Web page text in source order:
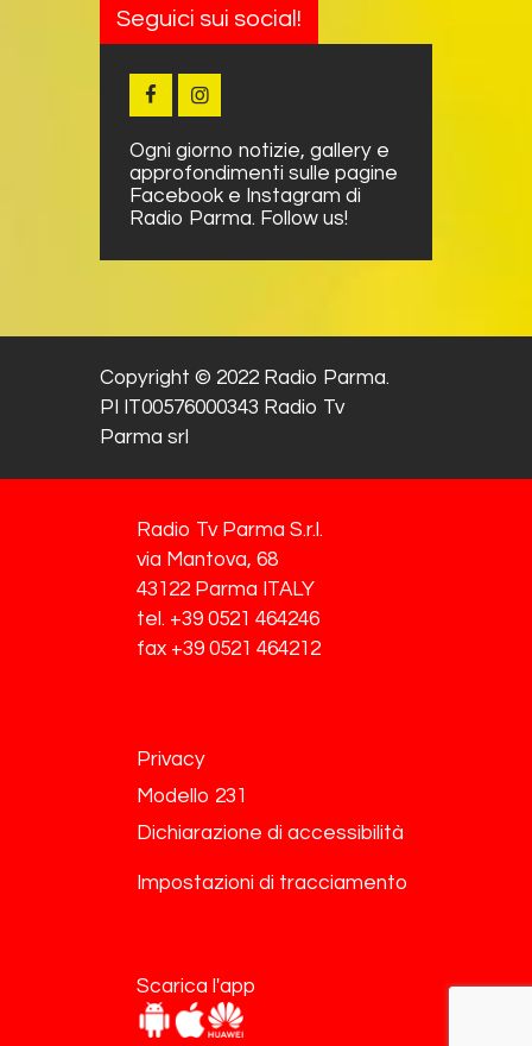
Seguici sui social!
Ogni giorno notizie, gallery e
approfondimenti sulle pagine
Facebook e Instagram di
Radio Parma. Follow us!
Copyright © 2022 Radio Parma.
PI IT00576000343 Radio Tv
Parma srl
Radio Tv Parma S.r.l.
via Mantova, 68
43122 Parma ITALY
tel. +39 0521 464246
fax +39 0521 464212
Privacy
Modello 231
Dichiarazione di accessibilità
Impostazioni di tracciamento
Scarica l'app